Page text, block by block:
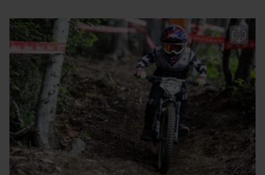
Escola-
bike-
4.jpg
Grandvalira